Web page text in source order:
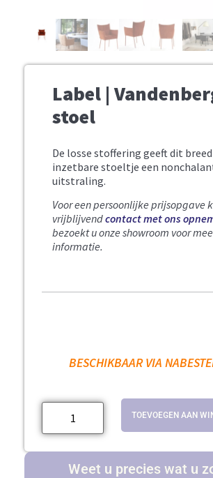
Label |
stoel
De losse stoffering geeft dit breed
inzetbare stoeltje een
uitstraling.
Voor een persoonlijke prijsopgave
vrijblijvendcontact met ons
bezoekt u onze showroom voor
informatie.
BESCHIKBAAR VIA
TOEVOEGEN AAN
Weet u precies wat u